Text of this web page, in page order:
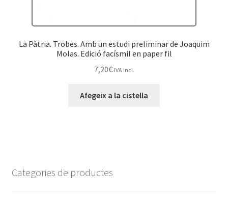
La Pàtria. Trobes. Amb un estudi preliminar de Joaquim
Molas. Edició facísmil en paper fil
7,20€ IVA incl.
Afegeix a la cistella
Categories de productes